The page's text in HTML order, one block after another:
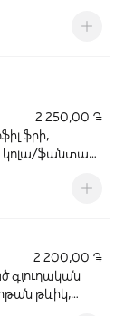
2 250,00 ֏
ֆրի,
կոլա/ֆանտա
2 200,00 ֏
թևիկ,